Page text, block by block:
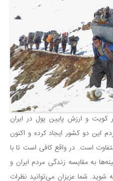
کویت و ارزش پایین پول در ایران
این دو کشور ایجاد کرده و اکنون
است. در واقع کافی است تا با
به مقایسه زندگی مردم ایران و
شوید. شما عزیزان می‌توانید نظرات